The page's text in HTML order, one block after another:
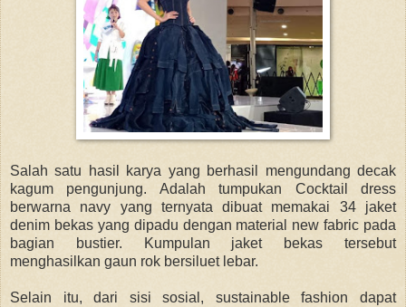
Salah satu hasil karya yang berhasil mengundang decak
kagum pengunjung. Adalah tumpukan Cocktail dress
berwarna navy yang ternyata dibuat memakai 34 jaket
denim bekas yang dipadu dengan material new fabric pada
bagian bustier. Kumpulan jaket bekas tersebut
menghasilkan gaun rok bersiluet lebar.
Selain itu, dari sisi sosial, sustainable fashion dapat